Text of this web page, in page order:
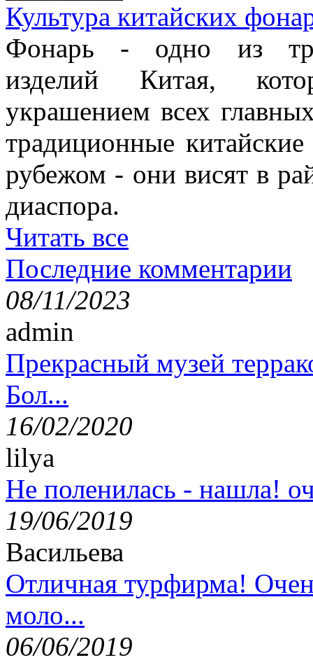
Культура китайских
Фонарь - одно из
изделий Китая,
украшением всех
традиционные
рубежом - они висят в
диаспора.
Читать все
Последние комментарии
08/11/2023
admin
Прекрасный музей
Бол...
16/02/2020
lilya
Не поленилась - нашла!
19/06/2019
Васильева
Отличная турфирма!
моло...
06/06/2019